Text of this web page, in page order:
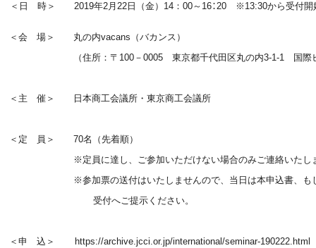
＜日 時＞ 2019年2月22日（金）14：00～16：20 ※13:30から受付
＜会 場＞ 丸の内vacans （バカンス）
（住所：〒100－0005 東京都千代田区丸の内3-1-1 国際ビ
＜主 催＞ 日本商工会議所・東京商工会議所
＜定 員＞ 70名（先着順）
※定員に達し、ご参加いただけない場合のみご連絡いたし
※参加票の送付はいたしませんので、当日は本申込書、もしく
受付へご提示ください。
＜申 込＞ https://archive.jcci.or.jp/international/seminar-190222.html